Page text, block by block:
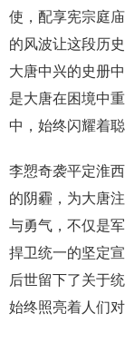
使，配享宪宗庭
的风波让这段历
大唐中兴的史册
是大唐在困境中
中，始终闪耀着
李愬奇袭平定淮
的阴霾，为大唐
与勇气，不仅是
捍卫统一的坚定
后世留下了关于
始终照亮着人们